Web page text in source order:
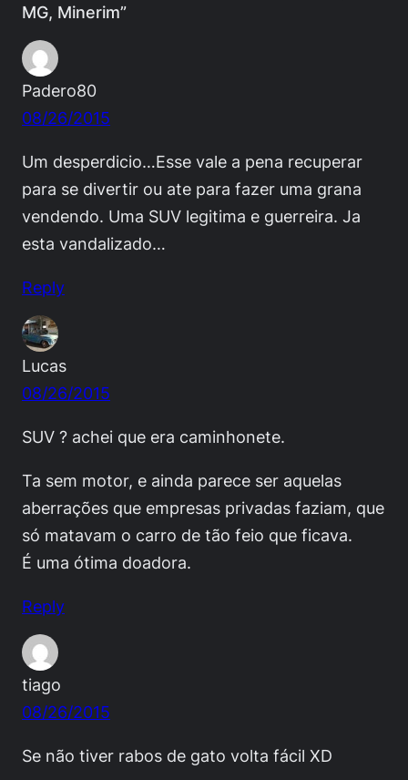
MG, Minerim”
Padero80
08/26/2015
Um desperdicio…Esse vale a pena recuperar
para se divertir ou ate para fazer uma grana
vendendo. Uma SUV legitima e guerreira. Ja
esta vandalizado…
Reply
Lucas
08/26/2015
SUV ? achei que era caminhonete.
Ta sem motor, e ainda parece ser aquelas
aberrações que empresas privadas faziam, que
só matavam o carro de tão feio que ficava.
É uma ótima doadora.
Reply
tiago
08/26/2015
Se não tiver rabos de gato volta fácil XD